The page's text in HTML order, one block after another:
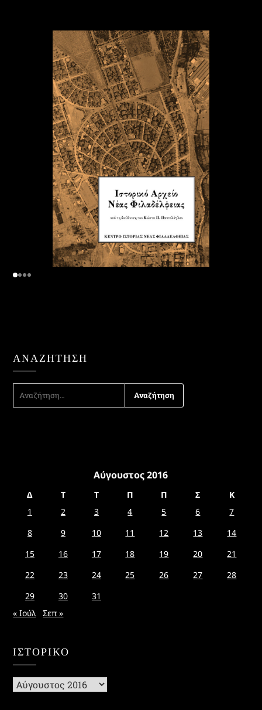
ΑΝΑΖΉΤΗΣΗ
ΑΝΑΖΉΤΗΣΗ
ΓΙΑ:
Αύγουστος 2016
Δ Τ Τ Π Π Σ
Κ
1
2 3 4 5 6
7
8
9 10 11 12 13
14
15
16 17 18 19 20
21
22
23 24 25 26 27
28
29
30
31
« Ιούλ
Σεπ »
ΙΣΤΟΡΙΚΌ
Ιστορικό